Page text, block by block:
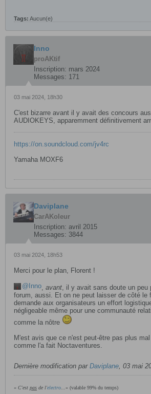
Tags: Aucun(e)
Inno
proAKtif
Inscription: mars 2024
Messages: 171
03 mai 2024, 18h30
C'est bizarre avant il y avait des concours
AUDIOKEYS, apparemment définitivement
https://on.soundcloud.com/jv4rc​
Yamaha MOXF6
Daviplane
CarAKoleur
Inscription: avril 2015
Messages: 3844
03 mai 2024, 18h53
Merci pour le plan, Florent !
Inno, avant, il y avait sans doute un peu
forum, aussi. Et on ne peut laisser de côté le
demande aux organisateurs un effort
négligeable même pour une communauté
comme la nôtre
M'est avis que ce n'est peut-être pas plus
comme l'a fait Noctaventures.
Dernière modification par Daviplane, 03 mai
« C'est pas de l'electro » (valable 99% du temps)